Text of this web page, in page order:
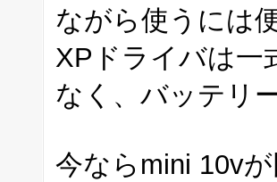
ながら使うには
XPドライバは一
なく、バッテリ
今ならmini 10v